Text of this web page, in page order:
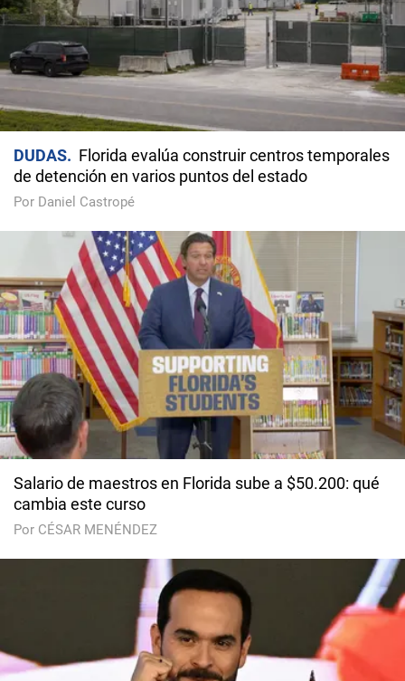
DUDAS
Florida evalúa construir centros temporales
de detención en varios puntos del estado
Por Daniel Castropé
Salario de maestros en Florida sube a $50.200: qué
cambia este curso
Por CÉSAR MENÉNDEZ